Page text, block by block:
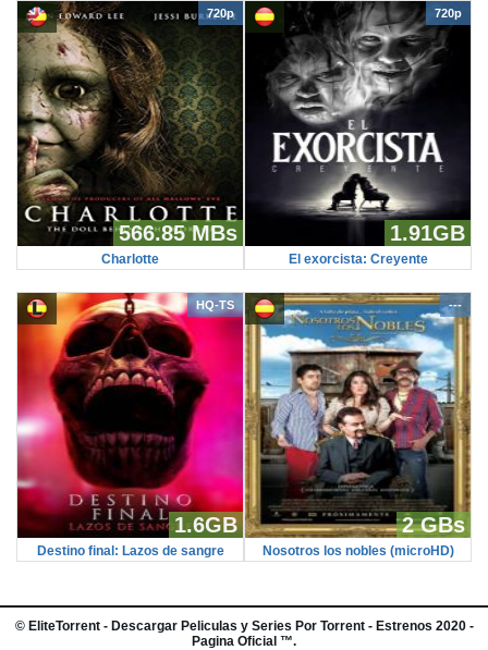
720p
566.85 MBs
Charlotte
720p
1.91GB
El exorcista: Creyente
HQ-TS
1.6GB
Destino final: Lazos de sangre
---
2 GBs
Nosotros los nobles (microHD)
© EliteTorrent- Descargar Peliculas y Series Por Torrent - Estrenos 2020 -
Pagina Oficial ™.